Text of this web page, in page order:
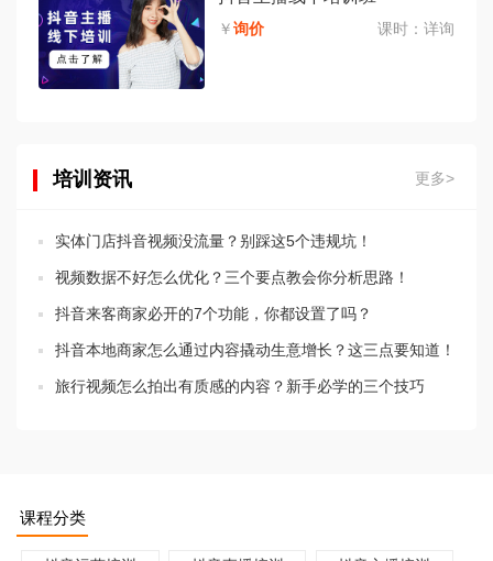
￥询价 课时： 详询
培训资讯 更多>
实体门店抖音视频没流量？别踩这5个违规坑！
视频数据不好怎么优化？三个要点教会你分析思路！
抖音来客商家必开的7个功能，你都设置了吗？
抖音本地商家怎么通过内容撬动生意增长？这三点要知道！
旅行视频怎么拍出有质感的内容？新手必学的三个技巧
课程分类